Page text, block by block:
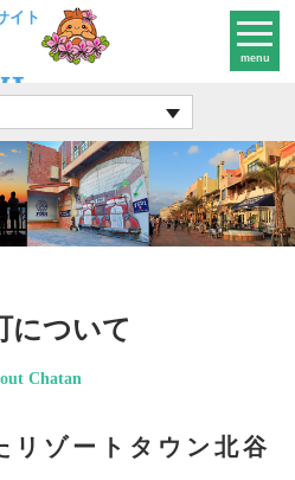
イト
menu
について
Chatan
リゾートタウン北谷